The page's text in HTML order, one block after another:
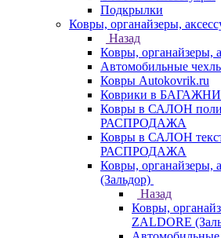
Подкрылки
Ковры, органайзеры,
Назад
Ковры, органайзеры,
Автомобильные
Ковры Autokovrik.ru
Коврики в
Ковры в САЛОН
РАСПРОДАЖА
Ковры в САЛОН
РАСПРОДАЖА
Ковры, органайзеры,
(Зальдор)
Назад
Ковры,
ZALDORE